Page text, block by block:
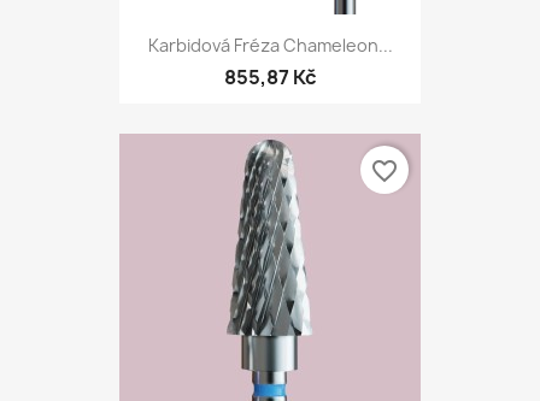
Karbidová Fréza Chameleon...
855,87 Kč
favorite_border